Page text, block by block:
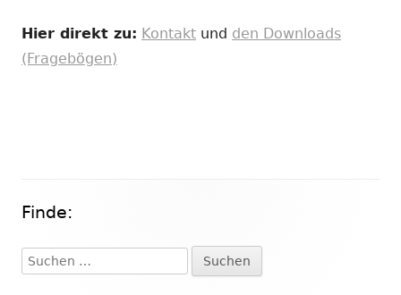
Hier direkt zu: Kontakt und den Downloads
(Fragebögen)
Haupt-
Seitenleiste
Finde:
Suchen
nach: